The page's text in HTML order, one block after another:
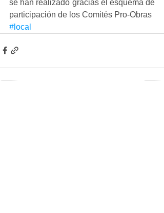
se han realizado gracias el esquema de
participación de los Comités Pro-Obras
#local